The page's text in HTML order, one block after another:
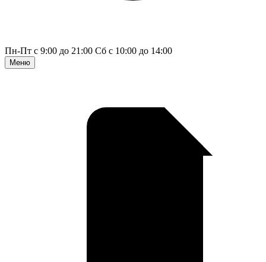
Пн-Пт с 9:00 до 21:00 Сб с 10:00 до 14:00
Меню